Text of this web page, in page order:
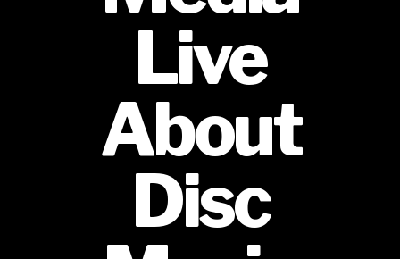
Live
About
Disc